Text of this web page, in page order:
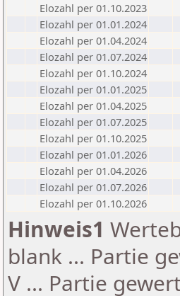
Elozahl per 01.10.2023
Elozahl per 01.01.2024
Elozahl per 01.04.2024
Elozahl per 01.07.2024
Elozahl per 01.10.2024
Elozahl per 01.01.2025
Elozahl per 01.04.2025
Elozahl per 01.07.2025
Elozahl per 01.10.2025
Elozahl per 01.01.2026
Elozahl per 01.04.2026
Elozahl per 01.07.2026
Elozahl per 01.10.2026
Hinweis1
blank ... Partie
V ... Partie